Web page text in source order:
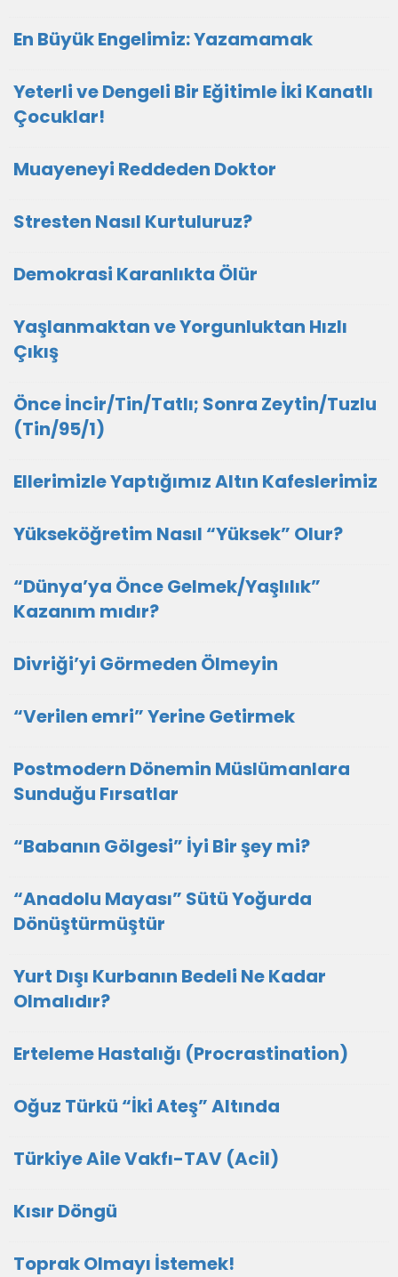
En Büyük Engelimiz: Yazamamak
Yeterli ve Dengeli Bir Eğitimle İki Kanatlı
Çocuklar!
Muayeneyi Reddeden Doktor
Stresten Nasıl Kurtuluruz?
Demokrasi Karanlıkta Ölür
Yaşlanmaktan ve Yorgunluktan Hızlı
Çıkış
Önce İncir/Tin/Tatlı; Sonra Zeytin/Tuzlu
(Tin/95/1)
Ellerimizle Yaptığımız Altın Kafeslerimiz
Yükseköğretim Nasıl “Yüksek” Olur?
“Dünya’ya Önce Gelmek/Yaşlılık”
Kazanım mıdır?
Divriği’yi Görmeden Ölmeyin
“Verilen emri” Yerine Getirmek
Postmodern Dönemin Müslümanlara
Sunduğu Fırsatlar
“Babanın Gölgesi” İyi Bir şey mi?
“Anadolu Mayası” Sütü Yoğurda
Dönüştürmüştür
Yurt Dışı Kurbanın Bedeli Ne Kadar
Olmalıdır?
Erteleme Hastalığı (Procrastination)
Oğuz Türkü “İki Ateş” Altında
Türkiye Aile Vakfı-TAV (Acil)
Kısır Döngü
Toprak Olmayı İstemek!